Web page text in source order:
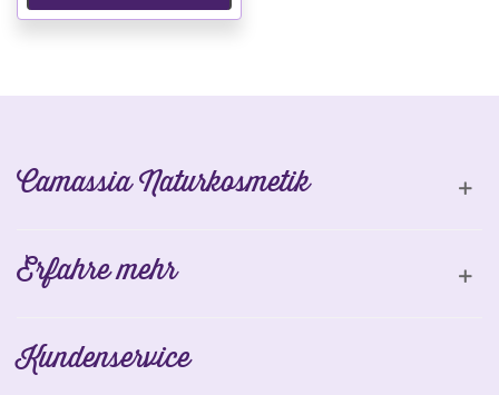
Camassia Naturkosmetik
Erfahre mehr
Kundenservice